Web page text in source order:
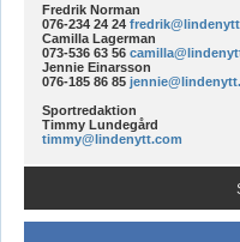
Fredrik Norman
076-234 24 24
Camilla Lagerman
073-536 63 56
Jennie Einarsson
076-185 86 85
Sportredaktion
Timmy Lundegård
timmy@lindenytt.com